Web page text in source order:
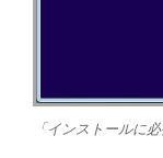
「インストールに